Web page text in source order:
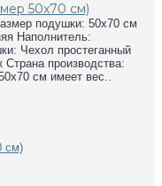
50х70 см)
подушки: 50х70 см
Наполнитель:
Чехол простеганный
производства:
см имеет вес..